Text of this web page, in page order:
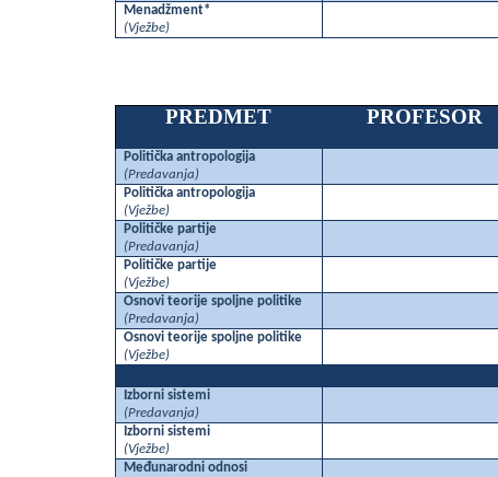
Menadžment*
(Vježbe)
PREDMET
PROFESOR
Politička antropologija
(Predavanja)
Politička antropologija
(Vježbe)
Političke partije
(Predavanja)
Političke partije
(Vježbe)
Osnovi teorije spoljne politike
(Predavanja)
Osnovi teorije spoljne politike
(Vježbe)
Izborni sistemi
(Predavanja)
Izborni sistemi
(Vježbe)
Međunarodni odnosi